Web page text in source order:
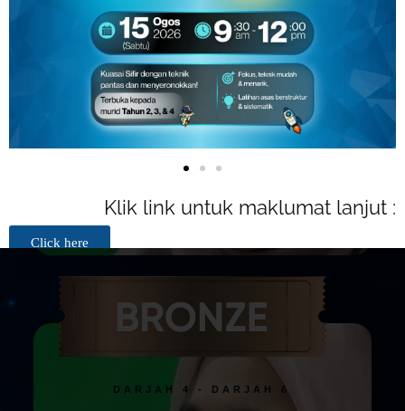
Kelas Live Zoom
Unlimited Access Rakaman Kelas
Latihan Interaktif
Nota/Modul & Latihan disediakan
Boleh pilih subjek yang nak diambil,
minimum 2 subjek
DARJAH 4 - DARJAH 6